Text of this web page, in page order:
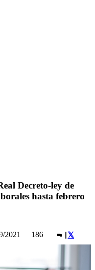
Decreto-ley de
hasta febrero
2021 186 ||